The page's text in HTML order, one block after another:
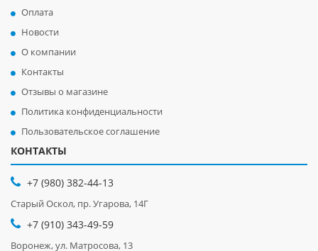
Оплата
Новости
О компании
Контакты
Отзывы о магазине
Политика конфиденциальности
Пользовательское соглашение
КОНТАКТЫ
+7 (980) 382-44-13
Старый Оскол, пр. Угарова, 14Г
+7 (910) 343-49-59
Воронеж, ул. Матросова, 13